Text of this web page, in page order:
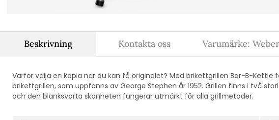
Beskrivning
Varför välja en kopia när du kan få originalet? Med brikettgrillen Bar-B-Kettle
brikettgrillen, som uppfanns av George Stephen år 1952. Grillen finns i två
och den blanksvarta skönheten fungerar utmärkt för alla grillmetoder.
Kontakta oss Varumärke: Weber